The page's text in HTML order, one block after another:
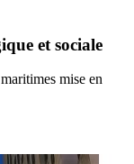
et sociale
mise en